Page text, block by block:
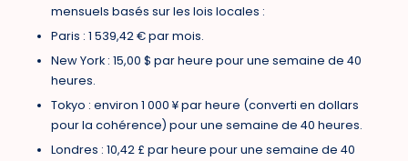
mensuels basés sur les lois locales :
Paris : 1 539,42 € par mois.
New York : 15,00 $ par heure pour une semaine de 40
heures.
Tokyo : environ 1 000 ¥ par heure (converti en dollars
pour la cohérence) pour une semaine de 40 heures.
Londres : 10,42 £ par heure pour une semaine de 40